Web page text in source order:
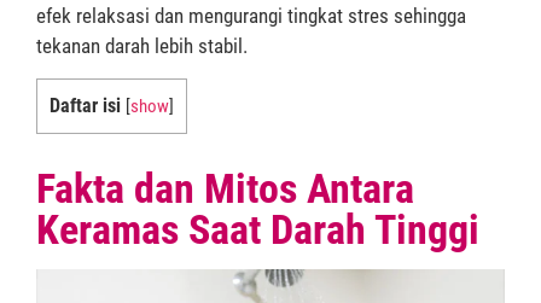
efek relaksasi dan mengurangi tingkat stres sehingga
tekanan darah lebih stabil.
Daftar isi show
Fakta dan Mitos Antara
Keramas Saat Darah Tinggi